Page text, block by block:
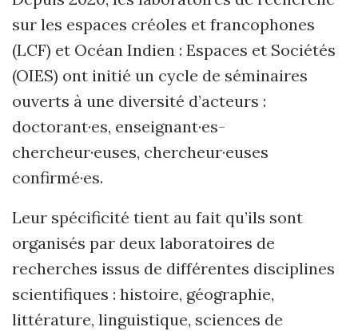
sur les espaces créoles et francophones
(LCF) et Océan Indien : Espaces et Sociétés
(OIES) ont initié un cycle de séminaires
ouverts à une diversité d’acteurs :
doctorant·es, enseignant·es-
chercheur·euses, chercheur·euses
confirmé·es.
Leur spécificité tient au fait qu’ils sont
organisés par deux laboratoires de
recherches issus de différentes disciplines
scientifiques : histoire, géographie,
littérature, linguistique, sciences de